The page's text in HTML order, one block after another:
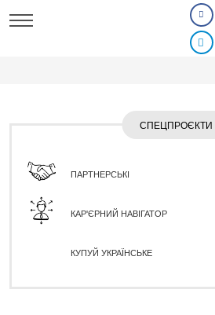
СПЕЦПРОЄКТИ
ПАРТНЕРСЬКІ
КАР'ЄРНИЙ НАВІГАТОР
КУПУЙ УКРАЇНСЬКЕ